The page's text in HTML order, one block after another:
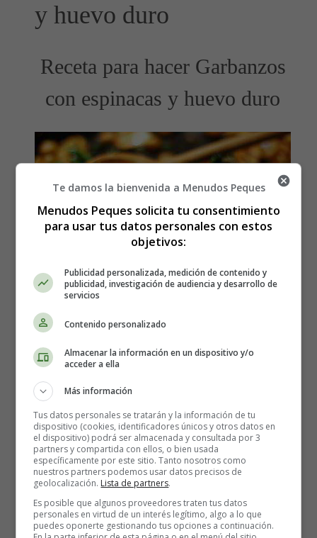
y huevo duro
Receta para hacer Garbanzos
con espinacas y huevo duro
Los ingredientes para 4 personas que
necesitas para hacer Garbanzos con
espinacas y huevo duro son:
240 gramos degarbanzos
600 gramos deespinacas frescas
30 gramos dearroz
2huevosmedianos
2 ajos
3 cucharadas soperas de tomate triturado natural
4 cucharadas soperas de aceite de oliva virgen
Te damos la bienvenida a Menudos Peques
Menudos Peques solicita tu consentimiento
para usar tus datos personales con estos
objetivos:
Publicidad personalizada, medición de contenido y
publicidad, investigación de audiencia y desarrollo de
servicios
Contenido personalizado
Almacenar la información en un dispositivo y/o
acceder a ella
Más información
Tus datos personales se tratarán y la información de tu
dispositivo (cookies, identificadores únicos y otros datos en
el dispositivo) podrá ser almacenada y consultada por 3
partners y compartida con ellos, o bien usada
específicamente por este sitio. Tanto nosotros como
nuestros partners podemos usar datos precisos de
geolocalización. Lista de partners.
Es posible que algunos proveedores traten tus datos
personales en virtud de un interés legítimo, algo a lo que
puedes oponerte gestionando tus opciones a continuación.